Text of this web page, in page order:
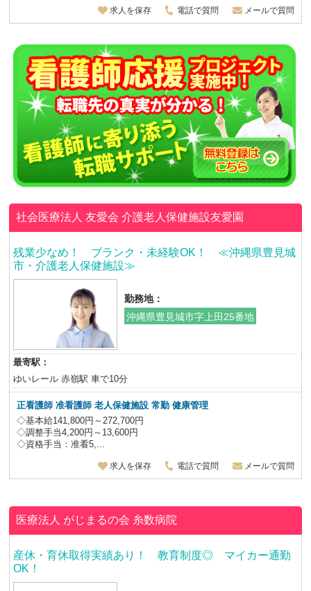
求人を保存 電話で質問 メールで質問
社会医療法人 友愛会介護老人保健施設友愛園
残業少なめ！ ブランク・未経験OK！ ≪沖縄県豊見城
市・介護老人保健施設≫
勤務地：
沖縄県豊見城市字上田25番地
最寄駅：
ゆいレール 赤嶺駅 車で10分
正看護師 准看護師 老人保健施設常勤 健康管理
◇基本給141,800円～272,700円
◇調整手当4,200円～13,600円
◇資格手当：准看5,...
求人を保存 電話で質問 メールで質問
医療法人 がじまるの会 糸数病院
産休・育休取得実績あり！ 教育制度◎ マイカー通勤
OK！